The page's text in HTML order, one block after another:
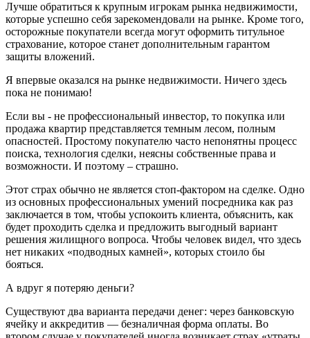
Лучше обратиться к крупным игрокам рынка недвижимости,
которые успешно себя зарекомендовали на рынке. Кроме того,
осторожные покупатели всегда могут оформить титульное
страхование, которое станет дополнительным гарантом
защиты вложений.
Я впервые оказался на рынке недвижимости. Ничего здесь
пока не понимаю!
Если вы - не профессиональный инвестор, то покупка или
продажа квартир представляется темным лесом, полным
опасностей. Простому покупателю часто непонятны процесс
поиска, технология сделки, неясны собственные права и
возможности. И поэтому – страшно.
Этот страх обычно не является стоп-фактором на сделке. Одно
из основных профессиональных умений посредника как раз
заключается в том, чтобы успокоить клиента, объяснить, как
будет проходить сделка и предложить выгодный вариант
решения жилищного вопроса. Чтобы человек видел, что здесь
нет никаких «подводных камней», которых стоило бы
бояться.
А вдруг я потеряю деньги?
Существуют два варианта передачи денег: через банковскую
ячейку и аккредитив — безналичная форма оплаты. Во